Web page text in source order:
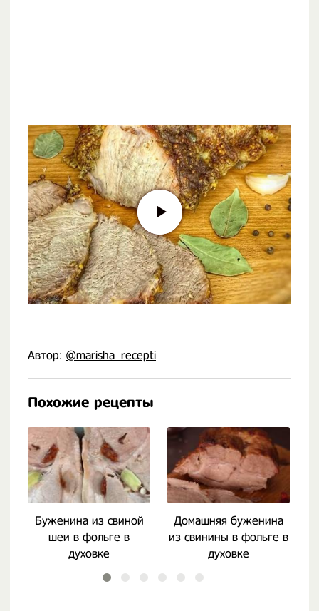
Автор: @marisha_recepti
Похожие рецепты
Буженина из свиной
шеи в фольге в
духовке
Домашняя буженина
из свинины в фольге в
духовке